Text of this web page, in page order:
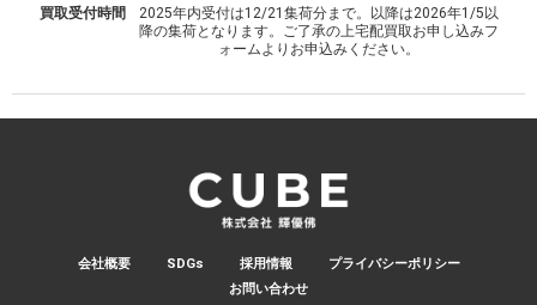
買取受付時間
2025年内受付は12/21集荷分まで。以降は2026年1/5以
降の集荷となります。ご了承の上宅配買取お申し込みフ
ォームよりお申込みください。
会社概要 SDGs 採用情報
プライバシーポリシー
お問い合わせ